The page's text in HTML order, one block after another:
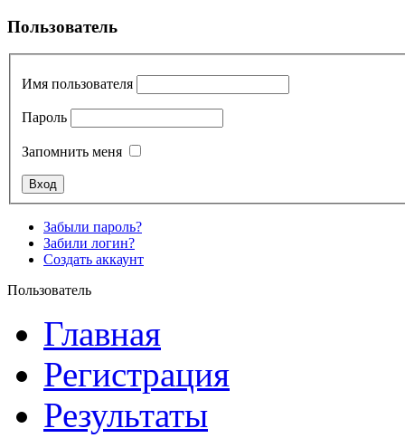
Пользователь
Имя пользователя
Пароль
Запомнить меня
Забыли пароль?
Забили логин?
Создать аккаунт
Пользователь
Главная
Регистрация
Результаты